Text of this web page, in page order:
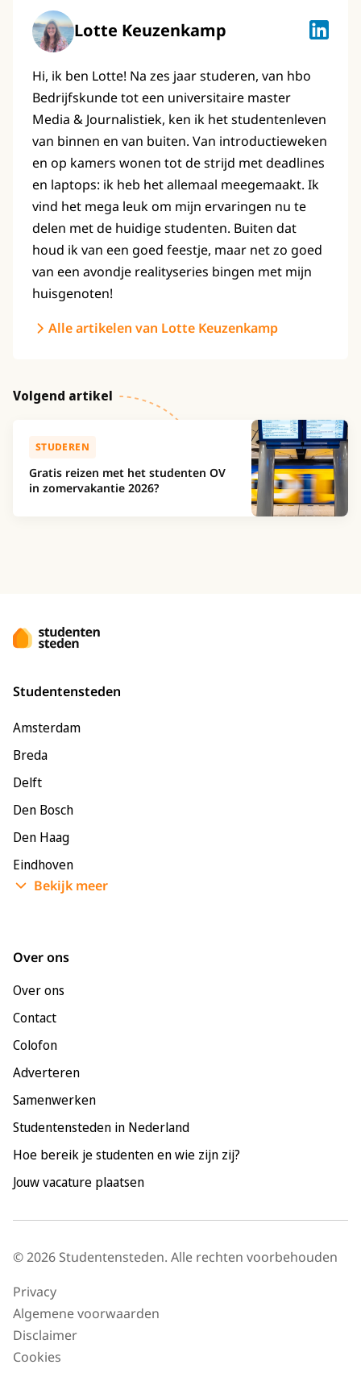
Lotte Keuzenkamp Lotte
Hi, ik ben Lotte! Na zes jaar studeren, van hbo
Bedrijfskunde tot een universitaire master
Media & Journalistiek, ken ik het studentenleven
van binnen en van buiten. Van introductieweken
en op kamers wonen tot de strijd met deadlines
en laptops: ik heb het allemaal meegemaakt. Ik
vind het mega leuk om mijn ervaringen nu te
delen met de huidige studenten. Buiten dat
houd ik van een goed feestje, maar net zo goed
van een avondje realityseries bingen met mijn
huisgenoten!
Alle artikelen van Lotte Keuzenkamp
Volgend artikel
STUDEREN
Gratis reizen met het studenten OV
in zomervakantie 2026?
Studentensteden
Amsterdam
Breda
Delft
Den Bosch
Den Haag
Eindhoven
Enschede
Bekijk meer
Over ons
Over ons
Contact
Colofon
Adverteren
Samenwerken
Studentensteden in Nederland
Hoe bereik je studenten en wie zijn zij?
Jouw vacature plaatsen
© 2026 Studentensteden. Alle rechten voorbehouden
Privacy
Algemene voorwaarden
Disclaimer
Cookies